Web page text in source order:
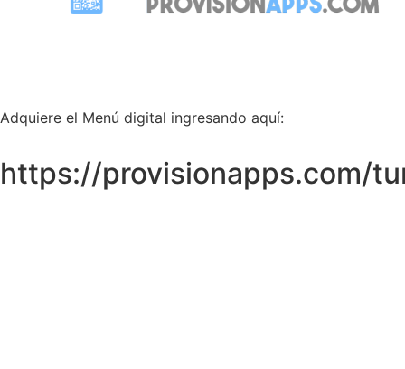
Adquiere el Menú digital ingresando aquí:
https://provisionapps.com/